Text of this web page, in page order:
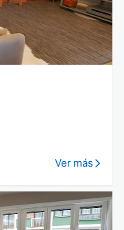
Ver más